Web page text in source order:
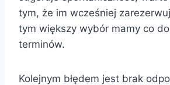
tym, że im wcześniej
tym większy wybór mamy co
terminów.
Kolejnym błędem jest brak